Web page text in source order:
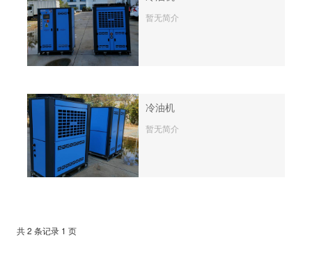
暂无简介
冷油机
暂无简介
共 2 条记录 1 页